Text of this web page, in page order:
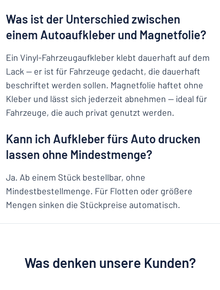
Was ist der Unterschied zwischen
einem Autoaufkleber und Magnetfolie?
Ein Vinyl-Fahrzeugaufkleber klebt dauerhaft auf dem
Lack — er ist für Fahrzeuge gedacht, die dauerhaft
beschriftet werden sollen. Magnetfolie haftet ohne
Kleber und lässt sich jederzeit abnehmen — ideal für
Fahrzeuge, die auch privat genutzt werden.
Kann ich Aufkleber fürs Auto drucken
lassen ohne Mindestmenge?
Ja. Ab einem Stück bestellbar, ohne
Mindestbestellmenge. Für Flotten oder größere
Mengen sinken die Stückpreise automatisch.
Was denken unsere Kunden?